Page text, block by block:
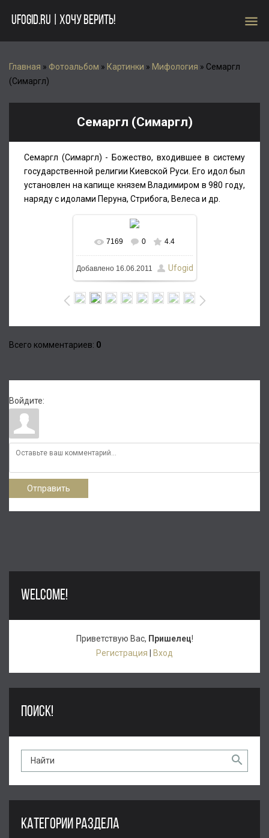
UFOGID.RU | ХОЧУ ВЕРИТЬ! menu
Главная » Фотоальбом » Картинки » Мифология » Семаргл
(Симаргл)
Семаргл (Симаргл)
Семаргл (Симаргл) - Божество, входившее в систему
государственной религии Киевской Руси. Его идол был
установлен на капище князем Владимиром в 980 году,
наряду с идолами Перуна, Стрибога, Велеса и др.
7169 0 4.4
Добавлено16.06.2011 Ufogid
Всего комментариев: 0
Войдите:
Отправить
WELCOME!
Приветствую Вас, Пришелец!
Регистрация
Вход
ПОИСК!
КАТЕГОРИИ РАЗДЕЛА